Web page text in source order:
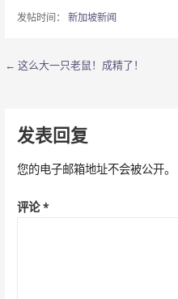
发帖时间： 新加坡新闻
文
导
航
← 这么大一只老鼠！成精了！
发表回复
您的电子邮箱地址不会被公开。
评论*